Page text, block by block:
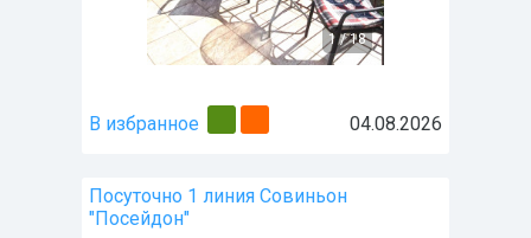
1/18
В избранное 04.08.2026
Посуточно 1 линия Совиньон
"Посейдон"